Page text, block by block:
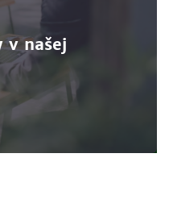
v našej